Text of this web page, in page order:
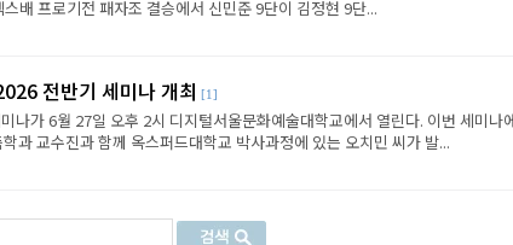
배 프로기전 패자조 결승에서 신민준 9단이 김정현 9단...
전반기 세미나 개최 [1]
나가 6월 27일 오후 2시 디지털서울문화예술대학교에서 열린다. 이번 세미나
과 교수진과 함께 옥스퍼드대학교 박사과정에 있는 오치민 씨가 발...